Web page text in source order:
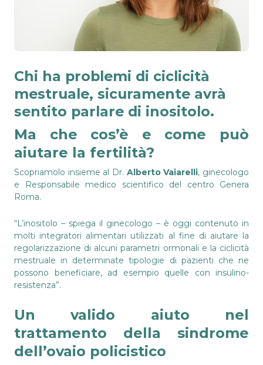
Chi ha problemi di ciclicità
mestruale, sicuramente avrà
sentito parlare di inositolo.
Ma che cos’è e come può
aiutare la fertilità?
Scopriamolo insieme al Dr. Alberto Vaiarelli, ginecologo
e Responsabile medico scientifico del centro Genera
Roma.
“L’inositolo – spiega il ginecologo – è oggi contenuto in
molti integratori alimentari utilizzati al fine di aiutare la
regolarizzazione di alcuni parametri ormonali e la ciclicità
mestruale in determinate tipologie di pazienti che ne
possono beneficiare, ad esempio quelle con insulino-
resistenza”.
Un valido aiuto nel
trattamento della sindrome
dell’ovaio policistico